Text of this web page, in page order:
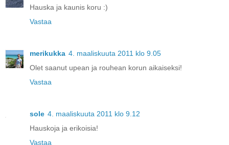
Hauska ja kaunis koru :)
Vastaa
merikukka 4. maaliskuuta 2011 klo 9.05
Olet saanut upean ja rouhean korun aikaiseksi!
Vastaa
sole 4. maaliskuuta 2011 klo 9.12
Hauskoja ja erikoisia!
Vastaa